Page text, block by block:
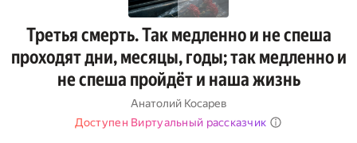
Третья смерть. Так медленно и не спеша
проходят дни, месяцы, годы; так медленно и
не спеша пройдёт и наша жизнь
Анатолий Косарев
Доступен Виртуальный рассказчик